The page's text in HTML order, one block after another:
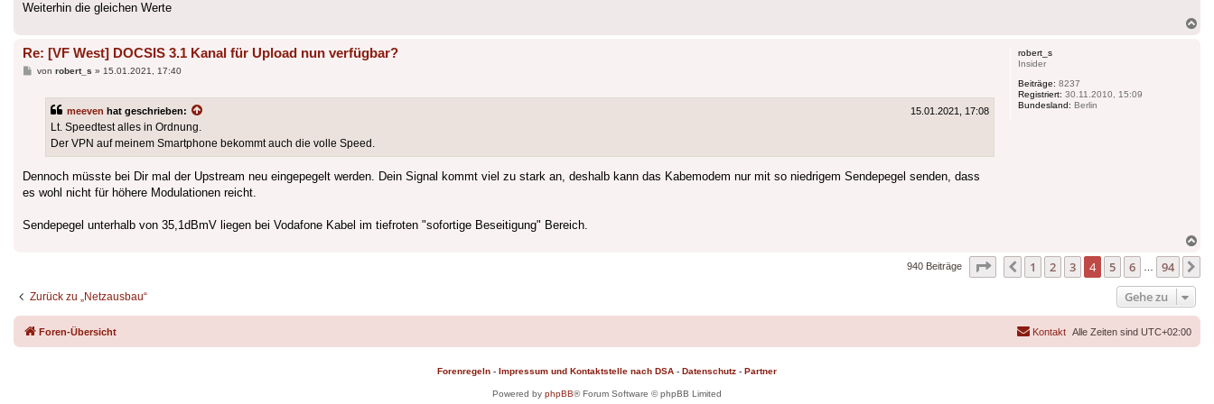
Weiterhin die gleichen Werte
robert_s
Insider
Beiträge: 8237
Registriert: 30.11.2010, 15:09
Bundesland: Berlin
Re: [VF West] DOCSIS 3.1 Kanal für Upload nun verfügbar?
Beitrag
von robert_s » 15.01.2021, 17:40
meeven hat geschrieben: 15.01.2021, 17:08
Lt. Speedtest alles in Ordnung.
Der VPN auf meinem Smartphone bekommt auch die volle Speed.
Dennoch müsste bei Dir mal der Upstream neu eingepegelt werden. Dein Signal kommt viel zu stark an, deshalb kann das Kabemodem nur mit so niedrigem Sendepegel senden, dass
es wohl nicht für höhere Modulationen reicht.
Sendepegel unterhalb von 35,1dBmV liegen bei Vodafone Kabel im tiefroten "sofortige Beseitigung" Bereich.
940 Beiträge Seite von94
Vorherige
1 2 3 4 5 6 94
Zurück zu „Netzausbau“ Gehe zu
Foren-Übersicht Alle Zeiten sind UTC+02:00
Kontakt
Forenregeln - Impressum und Kontaktstelle nach DSA - Datenschutz - Partner
Powered by phpBB® Forum Software © phpBB Limited